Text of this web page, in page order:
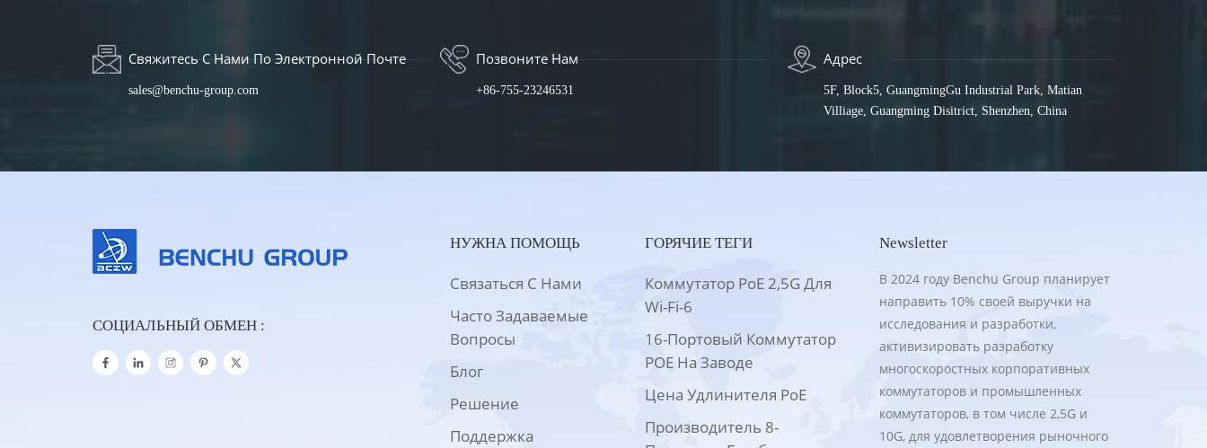
Свяжитесь С Нами По Электронной Почте
sales@benchu-group.com
Позвоните Нам
+86-755-23246531
Адрес
5F, Block5, GuangmingGu Industrial Park, Matian
Villiage, Guangming Disitrict, Shenzhen, China
СОЦИАЛЬНЫЙ ОБМЕН :
НУЖНА ПОМОЩЬ
Связаться С Нами
Часто Задаваемые
Вопросы
Блог
Решение
Поддержка
ГОРЯЧИЕ ТЕГИ
Коммутатор PoE 2,5G Для
Wi-Fi-6
16-Портовый Коммутатор
POE На Заводе
Цена Удлинителя PoE
Производитель 8-
Newsletter
В 2024 году Benchu Group планирует
направить 10% своей выручки на
исследования и разработки,
активизировать разработку
многоскоростных корпоративных
коммутаторов и промышленных
коммутаторов, в том числе 2,5G и
10G, для удовлетворения рыночного